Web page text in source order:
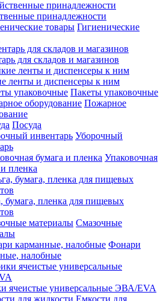
принадлежности
Гигиенические
для складов и магазинов
ленты и диспенсеры к ним
Пакеты упаковочные
Пожарное
Посуда
Уборочный
Упаковочная
пленка
бумага, пленка для пищевых
Смазочные
Фонари
налобные
ячеистые универсальные ЭВА/EVA
Емкости для